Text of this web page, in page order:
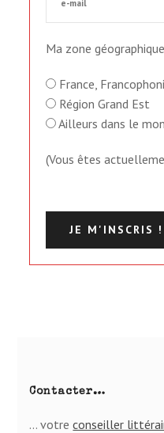
Ma zone
France,
Région Grand Est
Ailleurs dans le
(Vous êtes
Contacter…
… votreconseiller